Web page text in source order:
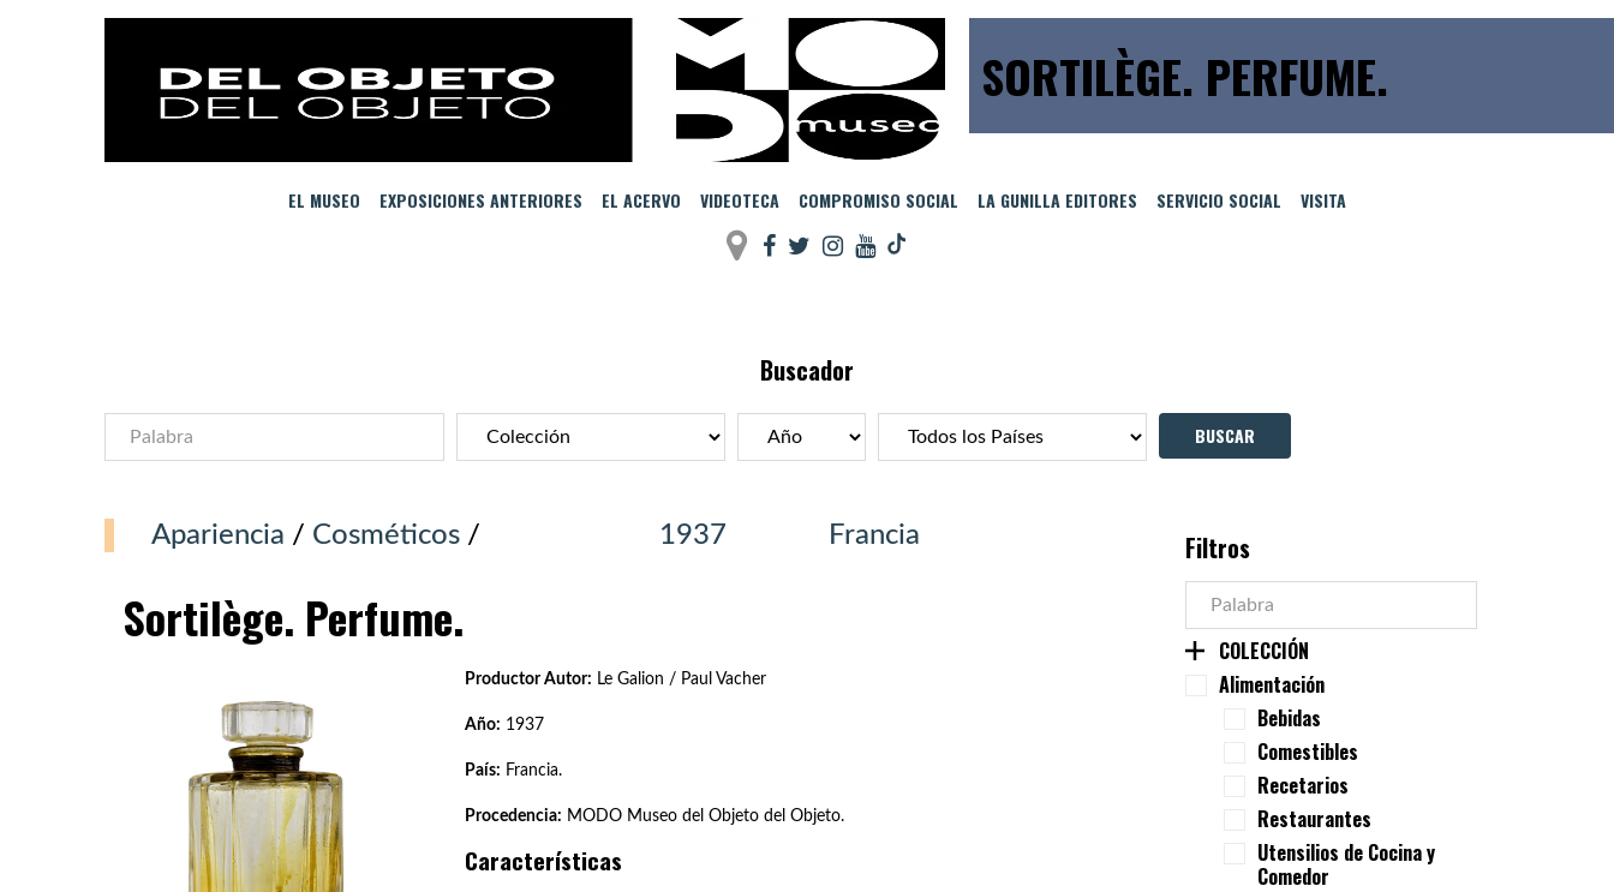
SORTILÈGE. PERFUME.
EL MUSEO EXPOSICIONES ANTERIORES EL ACERVO VIDEOTECA COMPROMISO SOCIAL LA GUNILLA EDITORES SERVICIO SOCIAL VISITA
Buscador
Apariencia / Cosméticos / 1937 Francia
Sortilège. Perfume.
Productor Autor: Le Galion / Paul Vacher
Año: 1937
País: Francia.
Procedencia: MODO Museo del Objeto del Objeto.
Características
Filtros
COLECCIÓN
Alimentación
Bebidas
Comestibles
Recetarios
Restaurantes
Utensilios de Cocina y
Comedor